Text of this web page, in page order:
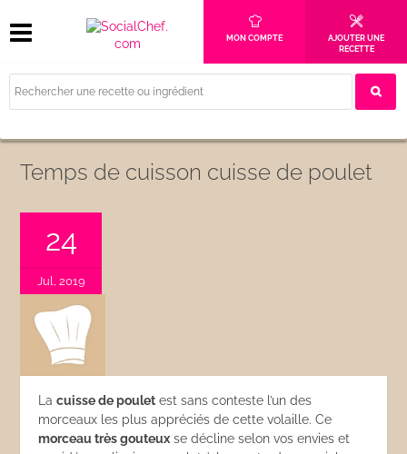
MON COMPTE
AJOUTER UNE
RECETTE
Temps de cuisson cuisse de poulet
24
Jul, 2019
Lacuisse de poulet est sans conteste l’un des
morceaux les plus appréciés de cette volaille. Ce
morceau très gouteux se décline selon vos envies et